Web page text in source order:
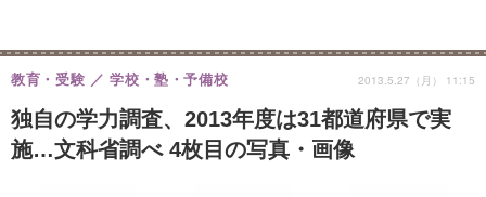
独自の学力調査、2013年度は31都道府県で実
施…文科省調べ 4枚目の写真・画像
教育・受験 学校・塾・予備校 2013.5.27（月） 11:15